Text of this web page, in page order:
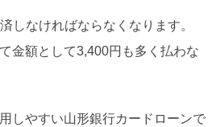
しなければならなくなります。
金額として3,400円も多く払わな
しやすい山形銀行カードローンで